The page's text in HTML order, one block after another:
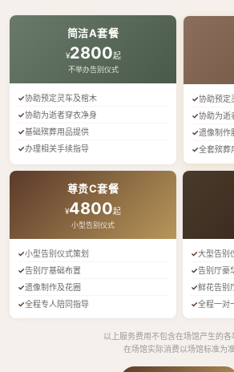
简洁A套餐
¥2800起
不举办告别仪式
协助预定灵车及棺木
协助为逝者穿衣净身
基础殡葬用品提供
办理相关手续指导
协助预定
协助为逝
遗像制作
全套殡葬
尊贵C套餐
¥4800起
小型告别仪式
小型告别仪式策划
告别厅基础布置
遗像制作及花圈
全程专人陪同指导
大型告别
告别厅豪
鲜花告别
全程一对
以上服务费用不包含在场馆产生的各
在场馆实际消费以场馆标准为准